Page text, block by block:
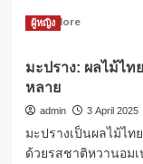
Read MoreRead
อาหาร
หัวใจ:
เติม
พลัง
ให้
ผู้หญิง
มะปราง: ผลไม้ไ
หลาย
admin 3 April 2025
มะปรางเป็นผลไม้ไ
ด้วยรสชาติหวานอม